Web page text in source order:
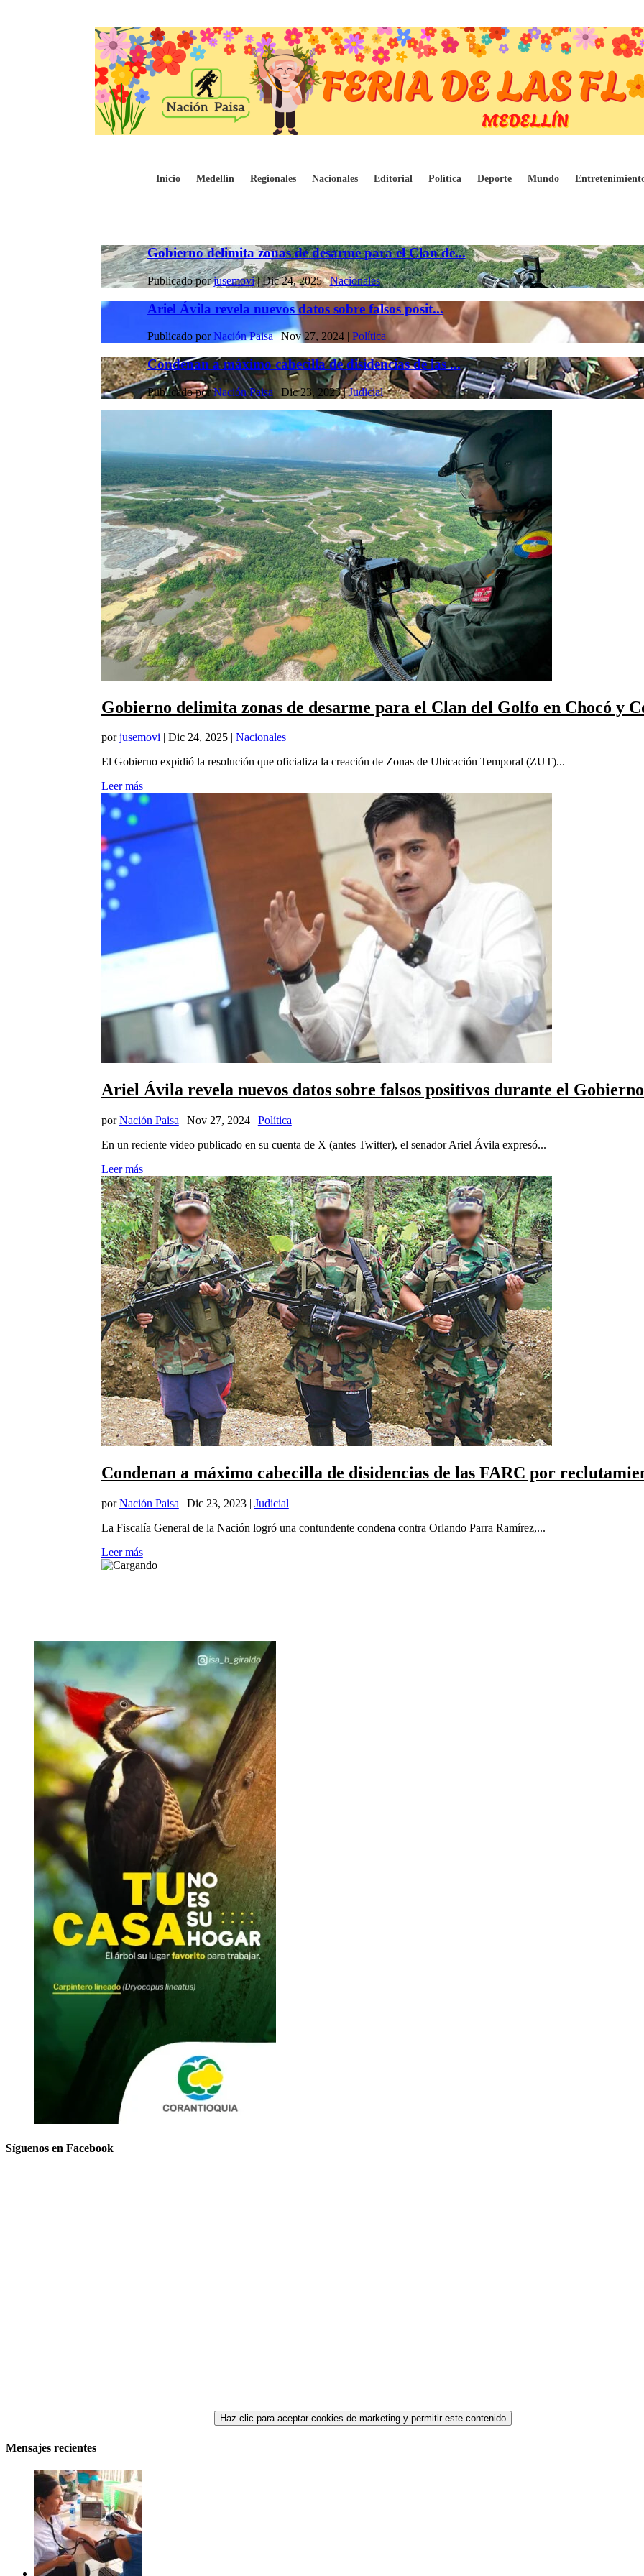
Inicio Medellín Regionales Nacionales Editorial Política Deporte Mundo
Gobierno delimita zonas de desarme para el Clan de...
Publicado porjusemovi|Dic 24, 2025|Nacionales
Ariel Ávila revela nuevos datos sobre falsos posit...
Publicado porNación Paisa|Nov 27, 2024| Política
Condenan a máximo cabecilla de disidencias de las ...
Publicado porNación Paisa | Dic 23, 2023|Judicial
Gobierno delimita zonas de desarme para el Clan del Golfo en Chocó y
porjusemovi| Dic 24, 2025| Nacionales
El Gobierno expidió la resolución que oficializa la creación de Zonas de Ubicación Temporal (ZUT)...
Leer más
Ariel Ávila revela nuevos datos sobre falsos positivos durante el
porNación Paisa | Nov 27, 2024| Política
En un reciente video publicado en su cuenta de X (antes Twitter), el senador Ariel Ávila expresó...
Leer más
Condenan a máximo cabecilla de disidencias de las FARC por
porNación Paisa | Dic 23, 2023| Judicial
La Fiscalía General de la Nación logró una contundente condena contra Orlando Parra Ramírez,...
Leer más
Síguenos en Facebook
Haz clic para aceptar cookies de marketing y permitir este contenido
Mensajes recientes